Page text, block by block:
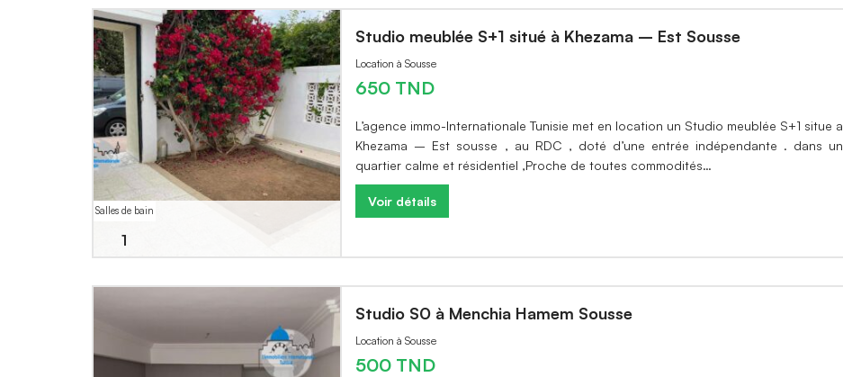
Salles de bain
1
Studio meublée S+1 situé à Khezama – Est Sousse
Location à Sousse
650 TND
L’agence immo-Internationale Tunisie met en location un Studio meublée S+1 situe a
Khezama – Est sousse , au RDC , doté d’une entrée indépendante . dans un
quartier calme et résidentiel ,Proche de toutes commodités…
Voir détails
Studio S0 à Menchia Hamem Sousse
Location à Sousse
500 TND